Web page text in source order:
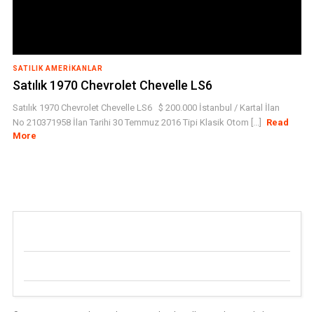
SATILIK AMERIKANLAR
Satılık 1970 Chevrolet Chevelle LS6
Satılık 1970 Chevrolet Chevelle LS6 $ 200.000 İstanbul / Kartal İlan
No 210371958 İlan Tarihi 30 Temmuz 2016 Tipi Klasik Otom [...]
Read
More